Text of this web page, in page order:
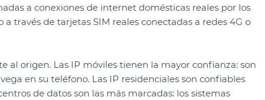
a conexiones de internet domésticas reales por los
través de tarjetas SIM reales conectadas a redes 4G o
al origen. Las IP móviles tienen la mayor confianza: son
en su teléfono. Las IP residenciales son confiables
de datos son las más marcadas: los sistemas